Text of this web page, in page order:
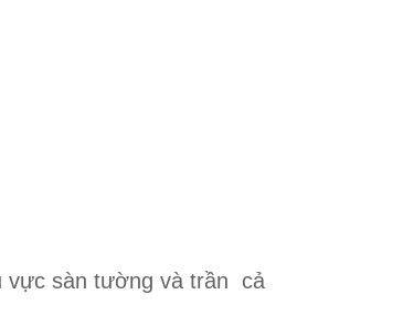
vực sàn tường và trần cả